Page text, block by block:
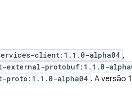
client:1.1.0-alpha04 ,
protobuf:1.1.0-
proto:1.1.0-alpha04 . A versão